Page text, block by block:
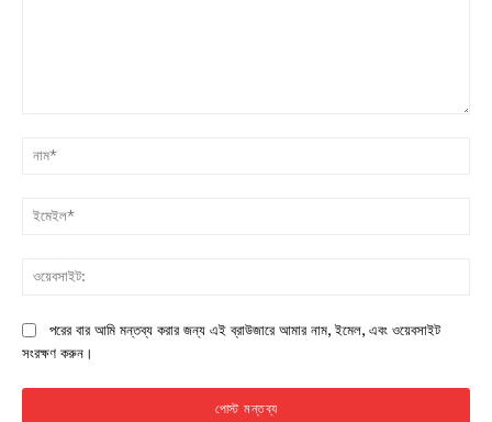
পরের বার আমি মন্তব্য করার জন্য এই ব্রাউজারে আমার নাম, ইমেল, এবং ওয়েবসাইট
সংরক্ষণ করুন।